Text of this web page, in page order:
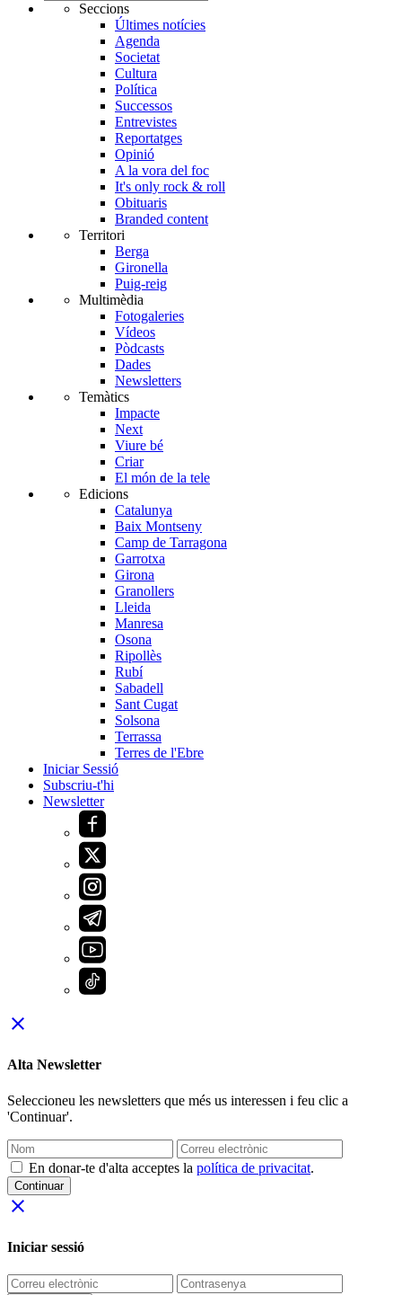
Seccions
Últimes notícies
Agenda
Societat
Cultura
Política
Successos
Entrevistes
Reportatges
Opinió
A la vora del foc
It's only rock & roll
Obituaris
Branded content
Territori
Berga
Gironella
Puig-reig
Multimèdia
Fotogaleries
Vídeos
Pòdcasts
Dades
Newsletters
Temàtics
Impacte
Next
Viure bé
Criar
El món de la tele
Edicions
Catalunya
Baix Montseny
Camp de Tarragona
Garrotxa
Girona
Granollers
Lleida
Manresa
Osona
Ripollès
Rubí
Sabadell
Sant Cugat
Solsona
Terrassa
Terres de l'Ebre
Iniciar Sessió
Subscriu-t'hi
Newsletter
close
Alta Newsletter
Seleccioneu les newsletters que més us interessen i feu clic a
'Continuar'.
En donar-te d'alta acceptes la política de privacitat.
Continuar
close
Iniciar sessió